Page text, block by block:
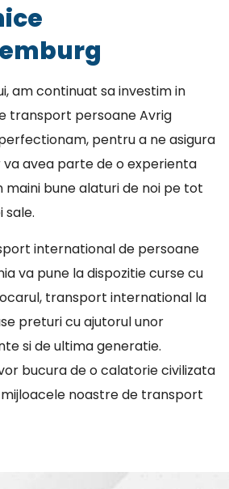
am continuat sa investim in
transport persoane Avrig
pentru a ne asigura
avea parte de o experienta
maini bune alaturi de noi pe tot
sale.
international de persoane
va pune la dispozitie curse cu
transport international la
preturi cu ajutorul unor
si de ultima generatie.
bucura de o calatorie civilizata
noastre de transport